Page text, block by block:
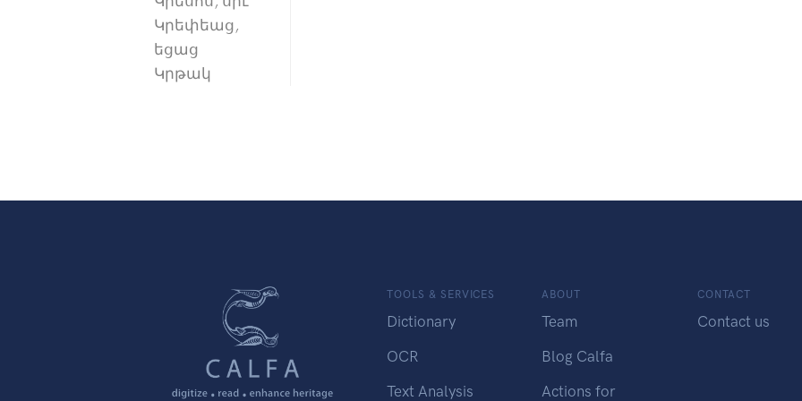
Կրեփեաց,
եցաց
Կրթակ
TOOLS & SERVICES
Dictionary
OCR
Text Analysis
ABOUT
Team
Blog Calfa
Actions for
CONTACT
Contact us